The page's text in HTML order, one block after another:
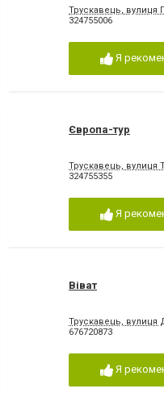
Трускавець, вулиця
324755006
Я
Європа-тур
Трускавець, вулиця
324755355
Я
Віват
Трускавець, вулиця
676720873
Я